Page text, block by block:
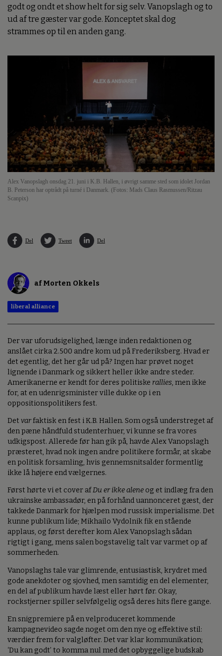
godt og ondt et show helt for sig selv. Vanopslagh og to
ud af tre gæster var gode. Konceptet skal dog
strammes op til en anden gang.
Alex Vanopslagh onsdag 21. juni i K.B. Hallen, i øvrigt samme sted som idolet Jordan
B. Peterson har optrådt på turné i Danmark. (Fotos: Mads Claus Rasmussen/Ritzau
Scanpix)
Del Tweet Del
af Morten Okkels
liberal alliance
Der var uforudsigelighed, længe inden redaktionen og
anslået cirka 2.500 andre kom ud på Frederiksberg. Hvad er
det egentlig, det her går ud på? Ingen har prøvet noget
lignende i Danmark og sikkert heller ikke andre steder.
Amerikanerne er kendt for deres politiske rallies, men ikke
for, at en udenrigsminister ville dukke op i en
oppositionspolitikers fest.
Det varfaktisk en fest i K.B. Hallen. Som også understreget af
den pæne håndfuld studenterhuer, vi kunne se fra vores
udkigspost. Allerede før han gik på, havde Alex Vanopslagh
præsteret, hvad nok ingen andre politikere formår, at skabe
en politisk forsamling, hvis gennemsnitsalder formentlig
ikke lå højere end vælgernes.
Først hørte vi et cover afDu er ikke alene og et indlæg fra den
ukrainske ambassadør, en på forhånd uannonceret gæst, der
takkede Danmark for hjælpen mod russisk imperialisme. Det
kunne publikum lide; Mikhailo Vydolnik fik en stående
applaus, og først derefter kom Alex Vanopslagh sådan
rigtigt i gang, mens salen bogstavelig talt var varmet op af
sommerheden.
Vanopslaghs tale var glimrende, entusiastisk, krydret med
gode anekdoter og sjovhed, men samtidig en del elementer,
en del af publikum havde læst eller hørt før. Okay,
rockstjerner spiller selvfølgelig også deres hits flere gange.
En snigpremiere på en velproduceret kommende
kampagnevideo sagde noget om den nye og effektive stil:
værdier frem for valgløfter. Det var klar kommunikation;
‘Du kan godt’ to komma nul med det opbyggelige budskab